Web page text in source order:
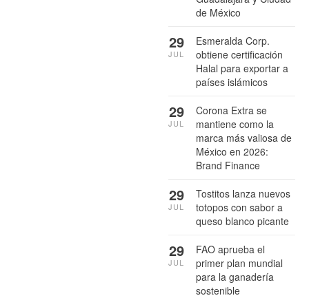
de México
Esmeralda Corp.
obtiene certificación
Halal para exportar a
países islámicos
29
JUL
Corona Extra se
mantiene como la
marca más valiosa de
México en 2026:
Brand Finance
29
JUL
Tostitos lanza nuevos
totopos con sabor a
queso blanco picante
29
JUL
FAO aprueba el
primer plan mundial
para la ganadería
sostenible
29
JUL